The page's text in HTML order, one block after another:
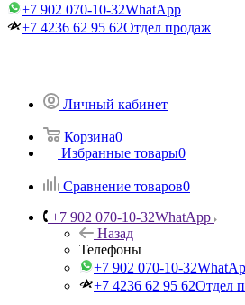
+7 902 070-10-32WhatApp
+7 4236 62 95 62Отдел продаж
Личный кабинет
Корзина0
Избранные товары0
Сравнение товаров0
+7 902 070-10-32WhatApp
Назад
Телефоны
+7 902 070-10-32
+7 4236 62 95 62Отдел